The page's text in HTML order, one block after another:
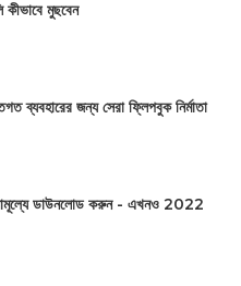
কীভাবে মুছবেন
ব্যবহারের জন্য সেরা ফ্লিপবুক নির্মাতা
ডাউনলোড করুন - এখনও 2022